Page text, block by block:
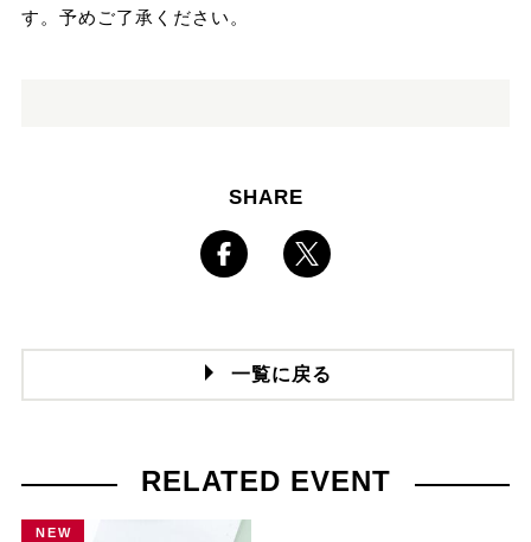
す。予めご了承ください。
SHARE
一覧に戻る
RELATED EVENT
NEW